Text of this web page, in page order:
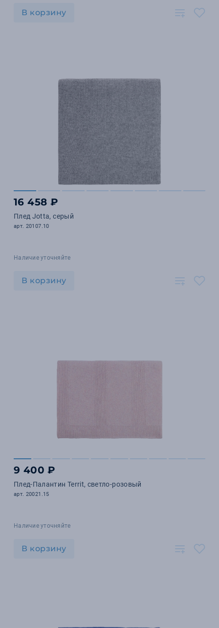
В корзину
16 458 ₽
Плед Jotta, серый
арт. 20107.10
Наличие уточняйте
В корзину
9 400 ₽
Плед-Палантин Territ, светло-розовый
арт. 20021.15
Наличие уточняйте
В корзину